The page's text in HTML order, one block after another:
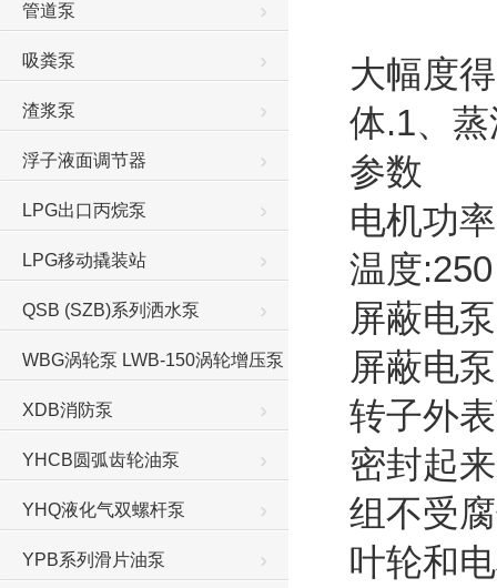
管道泵
吸粪泵
渣浆泵
浮子液面调节器
LPG出口丙烷泵
LPG移动撬装站
QSB (SZB)系列洒水泵
WBG涡轮泵 LWB-150涡轮增压泵
XDB消防泵
YHCB圆弧齿轮油泵
YHQ液化气双螺杆泵
YPB系列滑片油泵
大幅度
体.1、
参数
电机功
温度:250
屏蔽电
屏蔽电
转子外
密封起
组不受
叶轮和